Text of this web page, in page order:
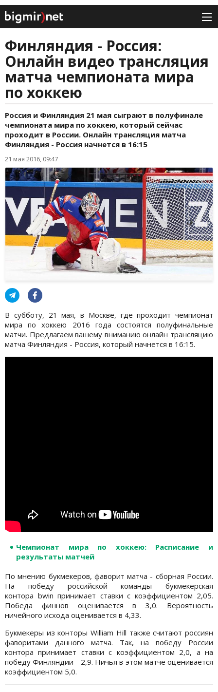
Финляндия - Россия:
Онлайн видео трансляция
матча чемпионата мира
по хоккею
Россия и Финляндия 21 мая сыграют в полуфинале
чемпионата мира по хоккею, который сейчас
проходит в России. Онлайн трансляция матча
Финляндия - Россия начнется в 16:15
21 мая 2016, 09:47
В субботу, 21 мая, в Москве, где проходит чемпионат
мира по хоккею 2016 года состоятся полуфинальные
матчи. Предлагаем вашему вниманию онлайн трансляцию
матча Финляндия - Россия, который начнется в 16:15.
Чемпионат мира по хоккею: Расписание и
результаты матчей
По мнению букмекеров, фаворит матча - сборная России.
На победу российской команды букмекерская
контора bwin принимает ставки с коэффициентом 2,05.
Победа финнов оценивается в 3,0. Вероятность
ничейного исхода оценивается в 4,33.
Букмекеры из конторы William Hill также считают россиян
фаворитами данного матча. Так, на победу России
контора принимает ставки с коэффициентом 2,0, а на
победу Финляндии - 2,9. Ничья в этом матче оценивается
коэффициентом 5,0.